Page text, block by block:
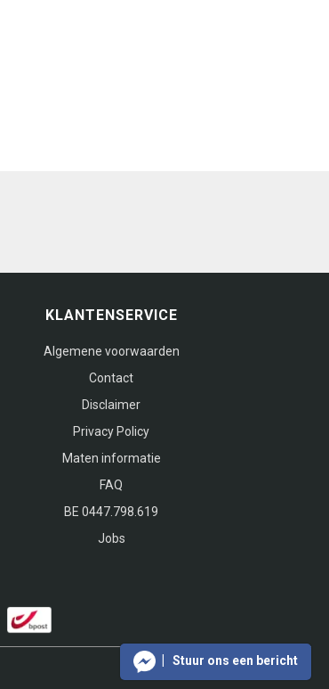
Stuur ons een bericht
KLANTENSERVICE
Algemene voorwaarden
Contact
Disclaimer
Privacy Policy
Maten informatie
FAQ
BE 0447.798.619
Jobs